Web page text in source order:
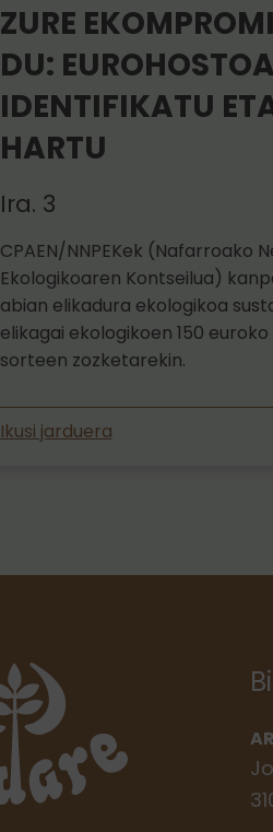
ZURE
DU:
IDENTIFIKATU
HARTU
Ira. 3
CPAEN/NNPEKek (Nafarroako
Ekologikoaren Kontseilua)
abian elikadura ekologikoa
elikagai ekologikoen 150
sorteen zozketarekin.
Ikusi jarduera